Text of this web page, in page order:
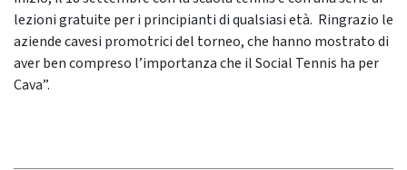
lezioni gratuite per i principianti di qualsiasi età. Ringrazio le
aziende cavesi promotrici del torneo, che hanno mostrato di
aver ben compreso l’importanza che il Social Tennis ha per
Cava”.